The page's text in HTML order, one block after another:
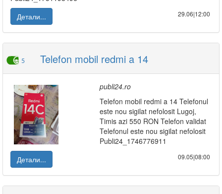
Детали...
29.06|12:00
5 Telefon mobil redmi a 14
publi24.ro
Telefon mobil redmi a 14 Telefonul
este nou sigilat nefolosit Lugoj,
Timis azi 550 RON Telefon validat
Telefonul este nou sigilat nefolosit
Publi24_1746776911
Детали...
09.05|08:00